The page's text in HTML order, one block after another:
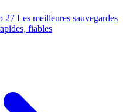
27 Les meilleures sauvegardes
fiables